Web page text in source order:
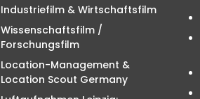
Industriefilm & Wirtschaftsfilm
Wissenschaftsfilm /
Forschungsfilm
Location-Management &
Location Scout Germany